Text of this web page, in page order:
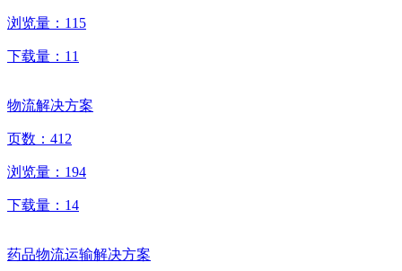
浏览量： 115
下载量： 11
物流解决方案
页数： 412
浏览量： 194
下载量： 14
药品物流运输解决方案